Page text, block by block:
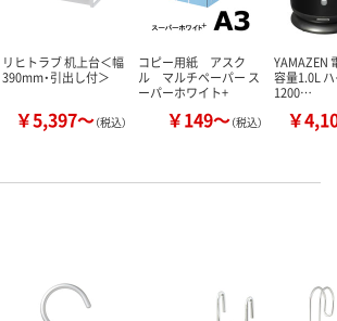
リヒトラブ 机上台＜幅
390mm・引出し付＞
￥5,397～（税込）
コピー用紙 アスク
ル マルチペーパー ス
ーパーホワイト+
￥149～（税込）
YAMAZEN
容量1.0L
1200…
￥